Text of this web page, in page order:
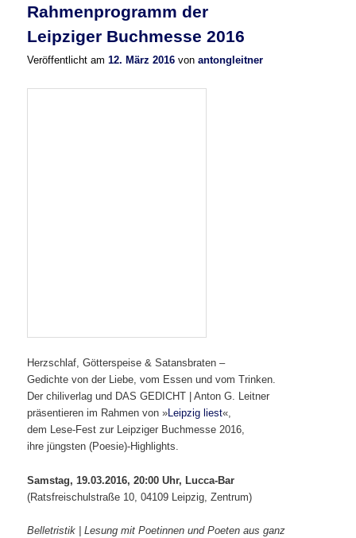
Rahmenprogramm der
Leipziger Buchmesse 2016
Veröffentlicht am12. März 2016 vonantongleitner
Herzschlaf, Götterspeise & Satansbraten –
Gedichte von der Liebe, vom Essen und vom Trinken.
Der chiliverlag und DAS GEDICHT | Anton G. Leitner
präsentieren im Rahmen von »Leipzig liest«,
dem Lese-Fest zur Leipziger Buchmesse 2016,
ihre jüngsten (Poesie)-Highlights.
Samstag, 19.03.2016, 20:00 Uhr, Lucca-Bar
(Ratsfreischulstraße 10, 04109 Leipzig, Zentrum)
Belletristik | Lesung mit Poetinnen und Poeten aus ganz